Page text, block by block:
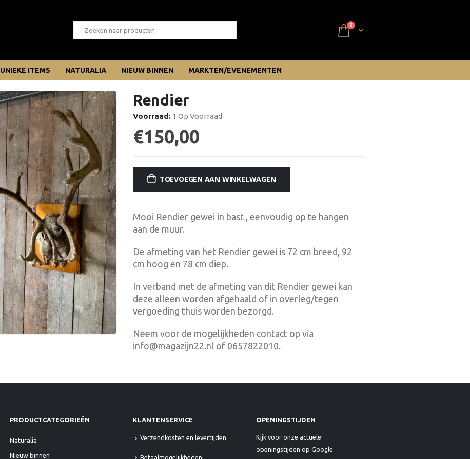
0
UNIEKE ITEMS NATURALIA NIEUW BINNEN MARKTEN/EVENEMENTEN
Rendier
Voorraad: 1 Op Voorraad
€150,00
TOEVOEGEN AAN WINKELWAGEN
Mooi Rendier gewei in bast , eenvoudig op te hangen
aan de muur.
De afmeting van het Rendier gewei is 72 cm breed, 92
cm hoog en 78 cm diep.
In verband met de afmeting van dit Rendier gewei kan
deze alleen worden afgehaald of in overleg/tegen
vergoeding thuis worden bezorgd.
Neem voor de mogelijkheden contact op via
info@magazijn22.nl of 0657822010.
PRODUCTCATEGORIEËN
Naturalia
Nieuw binnen
KLANTENSERVICE
Verzendkosten en levertijden
Betaalmogelijkheden
OPENINGSTIJDEN
Kijk voor onze actuele
openingstijden op Google